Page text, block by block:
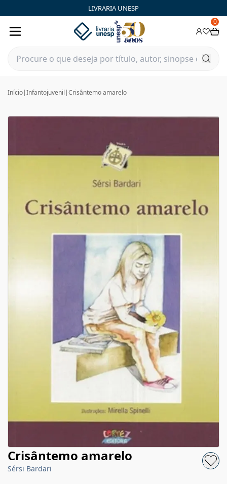
LIVRARIA UNESP
0
Início|Infantojuvenil |Crisântemo amarelo
Crisântemo amarelo
Sérsi Bardari